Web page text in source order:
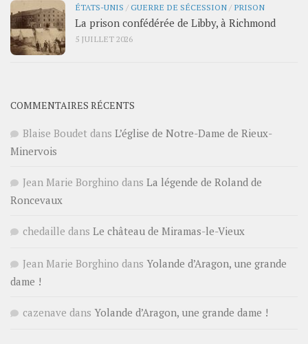
ÉTATS-UNIS /GUERRE DE SÉCESSION / PRISON
La prison confédérée de Libby, à Richmond
5 JUILLET 2026
COMMENTAIRES RÉCENTS
Blaise Boudet dans L’église de Notre-Dame de Rieux-
Minervois
Jean Marie Borghino dans La légende de Roland de
Roncevaux
chedaille dans Le château de Miramas-le-Vieux
Jean Marie Borghino dans Yolande d’Aragon, une grande
dame !
cazenave dans Yolande d’Aragon, une grande dame !